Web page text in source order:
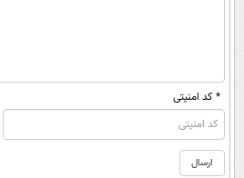
* کد امنیتی